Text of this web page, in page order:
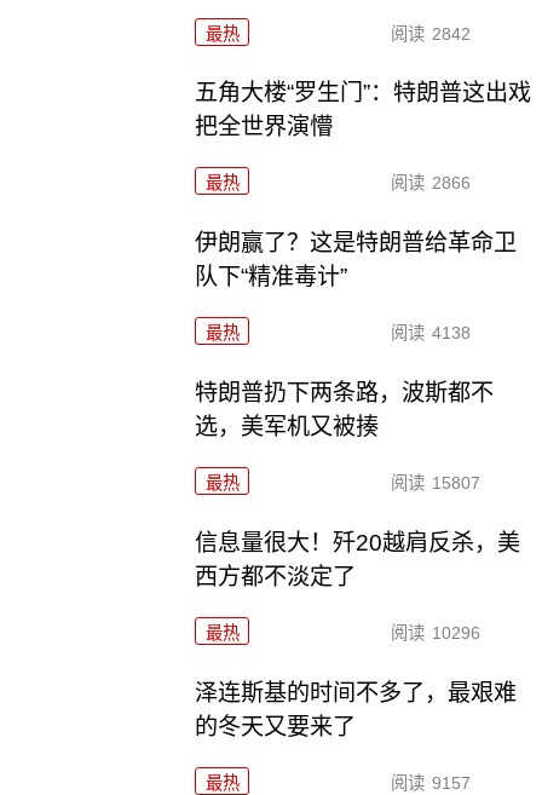
最热 阅读 2842
五角大楼“罗生门”：特朗普这出戏
把全世界演懵
最热 阅读 2866
伊朗赢了？这是特朗普给革命卫
队下“精准毒计”
最热 阅读 4138
特朗普扔下两条路，波斯都不
选，美军机又被揍
最热 阅读 15807
信息量很大！歼20越肩反杀，美
西方都不淡定了
最热 阅读 10296
泽连斯基的时间不多了，最艰难
的冬天又要来了
最热 阅读 9157